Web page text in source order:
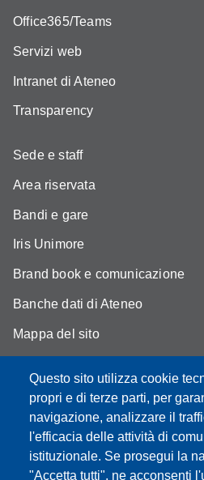
Questo sito utilizza cookie
propri e di terze parti, per
navigazione, analizzare il
l'efficacia delle attività di
istituzionale. Se prosegui la
"Accetta tutti", ne acconsenti
Office365/Teams
Servizi web
Intranet di Ateneo
Transparency
Sede e staff
Area riservata
Bandi e gare
Iris Unimore
Brand book e comunicazione
Banche dati di Ateneo
Mappa del sito
Accessibility
Privacy e Cookie policy